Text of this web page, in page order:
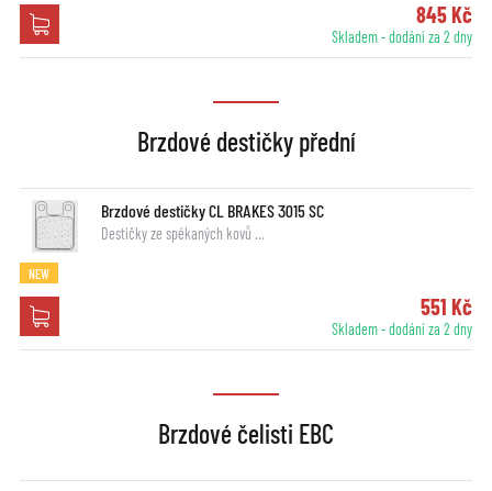
845 Kč
Skladem - dodání za 2 dny
Brzdové destičky přední
Brzdové destičky CL BRAKES 3015 SC
Destičky ze spékaných kovů …
NEW
551 Kč
Skladem - dodání za 2 dny
Brzdové čelisti EBC